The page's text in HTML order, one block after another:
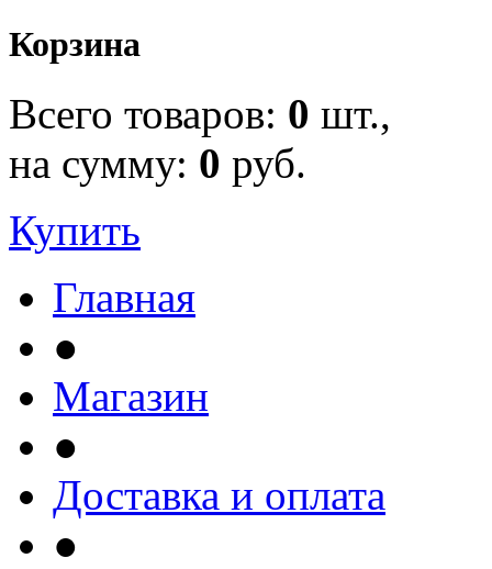
Корзина
Всего товаров: 0 шт.,
на сумму: 0 руб.
Купить
Главная
●
Магазин
●
Доставка и оплата
●